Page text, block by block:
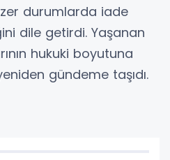
durumlarda iade
dile getirdi. Yaşanan
hukuki boyutuna
gündeme taşıdı.